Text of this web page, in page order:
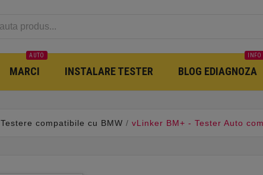
MARCI
AUTO
INSTALARE TESTER BLOG EDIAGNOZA
INFO
Testere compatibile cu BMW vLinker BM+ - Tester Auto